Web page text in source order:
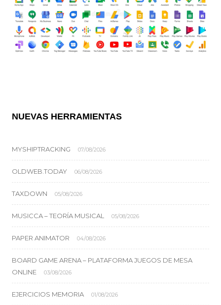
NUEVAS HERRAMIENTAS
MYSHIPTRACKING 07/08/2026
OLDWEB.TODAY 06/08/2026
TAXDOWN 05/08/2026
MUSICCA – TEORÍA MUSICAL 05/08/2026
PAPER ANIMATOR 04/08/2026
BOARD GAME ARENA – PLATAFORMA JUEGOS DE MESA
ONLINE
03/08/2026
EJERCICIOS MEMORIA 01/08/2026